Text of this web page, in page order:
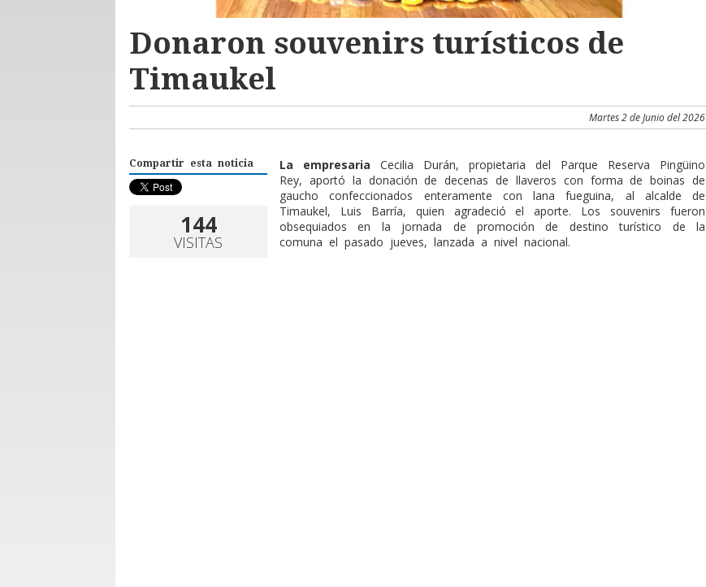
Donaron souvenirs turísticos de
Timaukel
Martes 2 de Junio del 2026
Compartir esta noticia
144
VISITAS
La empresaria Cecilia Durán, propietaria del Parque Reserva Pingüino
Rey, aportó la donación de decenas de llaveros con forma de boinas de
gaucho confeccionados enteramente con lana fueguina, al alcalde de
Timaukel, Luis Barría, quien agradeció el aporte. Los souvenirs fueron
obsequiados en la jornada de promoción de destino turístico de la
comuna el pasado jueves, lanzada a nivel nacional.